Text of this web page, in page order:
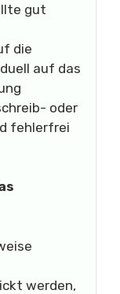
gut
die
auf das
oder
fehlerfrei
werden,